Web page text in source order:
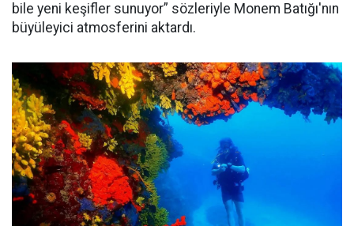
bile yeni keşifler sunuyor” sözleriyle Monem Batığı'nın
büyüleyici atmosferini aktardı.